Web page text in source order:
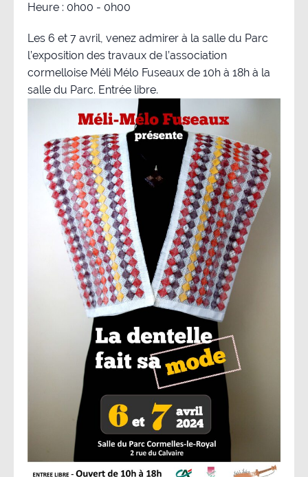
Heure : 0h00 - 0h00
Les 6 et 7 avril, venez admirer à la salle du Parc
l’exposition des travaux de l’association
cormelloise Méli Mélo Fuseaux de 10h à 18h à la
salle du Parc. Entrée libre.